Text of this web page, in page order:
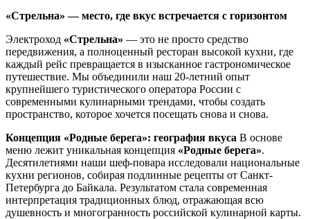
«Стрельна» — место, где вкус встречается с горизонтом
Электроход «Стрельна» — это не просто средство
передвижения, а полноценный ресторан высокой кухни, где
каждый рейс превращается в изысканное гастрономическое
путешествие. Мы объединили наш 20-летний опыт
крупнейшего туристического оператора России с
современными кулинарными трендами, чтобы создать
пространство, которое хочется посещать снова и снова.
Концепция «Родные берега»: география вкуса В основе
меню лежит уникальная концепция «Родные берега».
Десятилетиями наши шеф-повара исследовали национальные
кухни регионов, собирая подлинные рецепты от Санкт-
Петербурга до Байкала. Результатом стала современная
интерпретация традиционных блюд, отражающая всю
душевность и многогранность российской кулинарной карты.